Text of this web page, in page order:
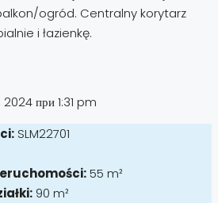
ogród. Centralny korytarz
i łazienkę.
при 1:31 pm
SLM22701
55 m²
90 m²